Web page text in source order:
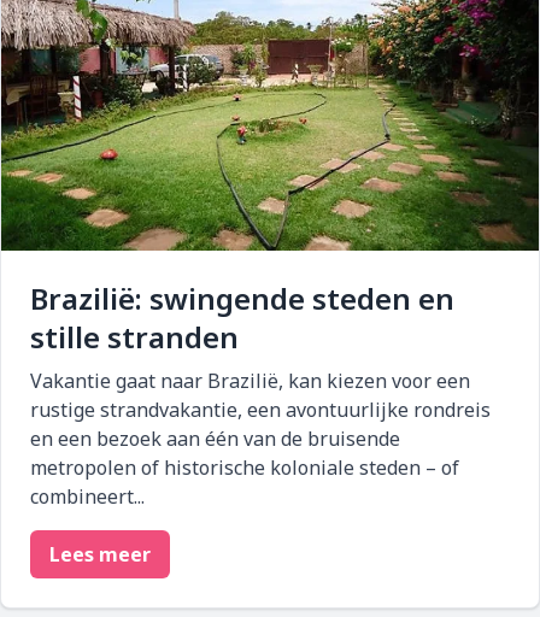
Brazilië: swingende steden en
stille stranden
Vakantie gaat naar Brazilië, kan kiezen voor een
rustige strandvakantie, een avontuurlijke rondreis
en een bezoek aan één van de bruisende
metropolen of historische koloniale steden – of
combineert...
Lees meer